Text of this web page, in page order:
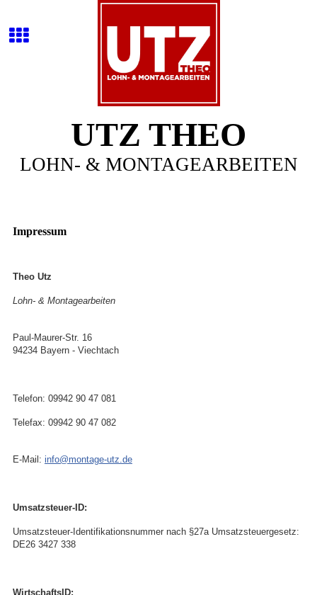
UTZ THEO
LOHN- & MONTAGEARBEITEN
Impressum
Theo Utz
Lohn- & Montagearbeiten
Paul-Maurer-Str. 16
94234 Bayern - Viechtach
Telefon: 09942 90 47 081
Telefax: 09942 90 47 082
E-Mail: info@montage-utz.de
Umsatzsteuer-ID:
Umsatzsteuer-Identifikationsnummer nach §27a Umsatzsteuergesetz:
DE26 3427 338
WirtschaftsID: